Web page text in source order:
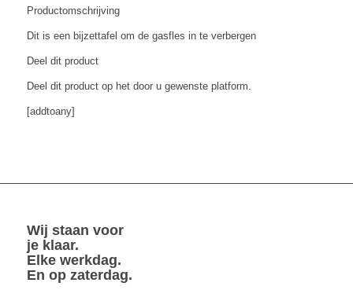
Productomschrijving
Dit is een bijzettafel om de gasfles in te verbergen
Deel dit product
Deel dit product op het door u gewenste platform.
[addtoany]
Wij staan voor
je klaar.
Elke werkdag.
En op zaterdag.